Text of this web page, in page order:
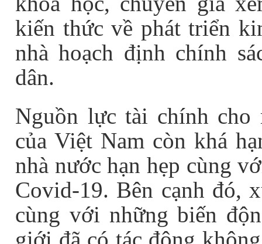
kiến thức về phát triển
nhà hoạch định chính
dân.
Nguồn lực tài chính cho
của Việt Nam còn khá
nhà nước hạn hẹp cùng
Covid-19. Bên cạnh đó,
cùng với những biến
giới đã có tác động